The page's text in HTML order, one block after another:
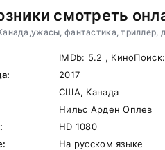
смотреть
IMDb: 5.2 , КиноПоиск:
2017
США, Канада
Нильс Арден Оплев
HD 1080
На русском языке